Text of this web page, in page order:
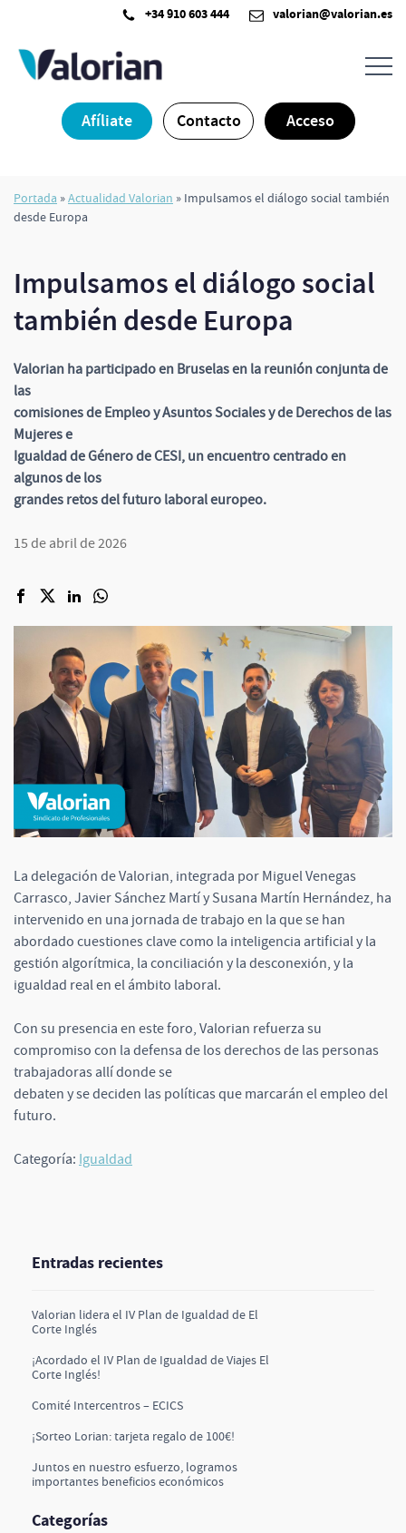
contenido
+34 910 603 444 valorian@valorian.es
Afíliate Contacto Acceso
Portada »Actualidad Valorian » Impulsamos el diálogo social también
desde Europa
Impulsamos el diálogo social
también desde Europa
Valorian ha participado en Bruselas en la reunión conjunta de
las
comisiones de Empleo y Asuntos Sociales y de Derechos de las
Mujeres e
Igualdad de Género de CESI, un encuentro centrado en
algunos de los
grandes retos del futuro laboral europeo.
15 de abril de 2026
La delegación de Valorian, integrada por Miguel Venegas
Carrasco, Javier Sánchez Martí y Susana Martín Hernández, ha
intervenido en una jornada de trabajo en la que se han
abordado cuestiones clave como la inteligencia artificial y la
gestión algorítmica, la conciliación y la desconexión, y la
igualdad real en el ámbito laboral.
Con su presencia en este foro, Valorian refuerza su
compromiso con la defensa de los derechos de las personas
trabajadoras allí donde se
debaten y se deciden las políticas que marcarán el empleo del
futuro.
Categoría: Igualdad
Entradas recientes
Valorian lidera el IV Plan de Igualdad de El
Corte Inglés
¡Acordado el IV Plan de Igualdad de Viajes El
Corte Inglés!
Comité Intercentros – ECICS
¡Sorteo Lorian: tarjeta regalo de 100€!
Juntos en nuestro esfuerzo, logramos
importantes beneficios económicos
Categorías